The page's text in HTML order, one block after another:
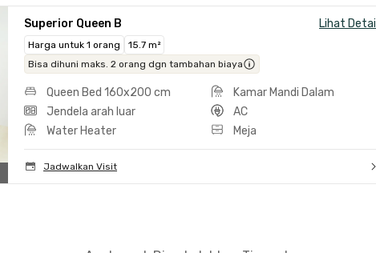
Superior Queen B Lihat Detail
Harga untuk 1 orang
15.7 m²
Bisa dihuni maks. 2 orang dgn tambahan biaya
Queen Bed 160x200 cm
Kamar Mandi Dalam
Jendela arah luar
AC
Water Heater
Meja
Jadwalkan Visit